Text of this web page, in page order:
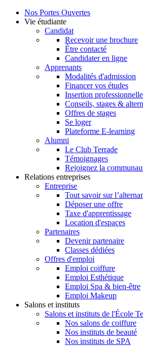
Nos Portes Ouvertes
Vie étudiante
Candidat
Recevoir une brochure
Être contacté
Candidater en ligne
Apprenants
Modalités d'admission
Financer vos études
Insertion professionnelle
Conseils, stages &
Offres de stages
Se loger
Plateforme E-learning
Alumni
Le Club Terrade
Témoignages
Rejoignez la
Relations entreprises
Entreprise
Tout savoir sur
Déposer une offre
Taxe d'apprentissage
Location d'espaces
Partenaires
Devenir partenaire
Classes dédiées
Offres d'emploi
Emploi coiffure
Emploi Esthétique
Emploi Spa & bien-être
Emploi Makeup
Salons et instituts
Salons et instituts de l'École
Nos salons de coiffure
Nos instituts de beauté
Nos instituts de SPA